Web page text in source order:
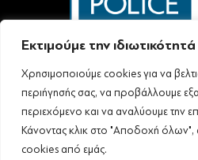
Εκτιμούμε την
Χρησιμοποιούμε cookies για να
περιήγησής σας, να προβάλλουμε
περιεχόμενο και να αναλύουμε την
Κάνοντας κλικ στο "Αποδοχή όλων",
cookies από εμάς.
Ταυτότητα – Επικοινωνία
Όροι
Πολιτική Απορρήτου &
Δήλωση συμμόρφωσης με τη
Follow Us